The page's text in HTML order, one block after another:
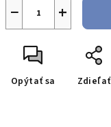
+
−
Opýtať sa Zdieľať